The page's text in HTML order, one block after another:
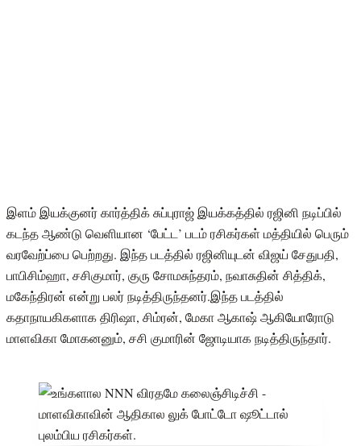
இளம் இயக்குனர் கார்த்திக் சுப்புராஜ் இயக்கத்தில் ரஜினி நடிப்பில்
கடந்த ஆண்டு வெளியான ‘பேட்ட’ படம் ரசிகர்கள் மத்தியில் பெரும்
வரவேற்ப்பை பெற்றது. இந்த படத்தில் ரஜினியுடன் விஜய் சேதுபதி,
பாபிசிம்ஹா, சசிகுமார், குரு சோமசுந்தரம், நவாசுதின் சித்திக்,
மகேந்திரன் என்று பலர் நடித்திருந்தனர்.இந்த படத்தில்
கதாநாயகிகளாக திரிஷா, சிம்ரன், மேகா ஆகாஷ் ஆகியோரோடு
மாளவிகா மோகனனும், சசி குமாரின் ஜோடியாக நடித்திருந்தார்.